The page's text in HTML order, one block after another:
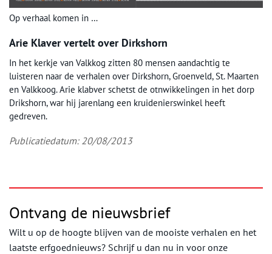
Op verhaal komen in …
Arie Klaver vertelt over Dirkshorn
In het kerkje van Valkkog zitten 80 mensen aandachtig te
luisteren naar de verhalen over Dirkshorn, Groenveld, St. Maarten
en Valkkoog. Arie klabver schetst de otnwikkelingen in het dorp
Drikshorn, war hij jarenlang een kruidenierswinkel heeft
gedreven.
Publicatiedatum: 20/08/2013
Ontvang de nieuwsbrief
Wilt u op de hoogte blijven van de mooiste verhalen en het
laatste erfgoednieuws? Schrijf u dan nu in voor onze